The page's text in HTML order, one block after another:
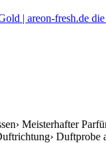
Meisterhafter
Duftprobe